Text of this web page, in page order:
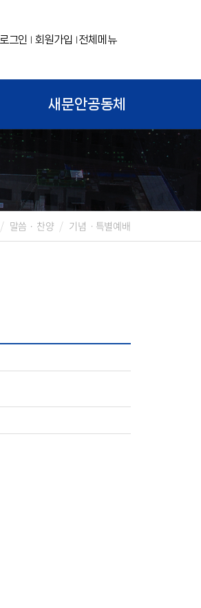
로그인 회원가입 전체메뉴
새문안공동체
말씀 · 찬양 기념ㆍ특별예배